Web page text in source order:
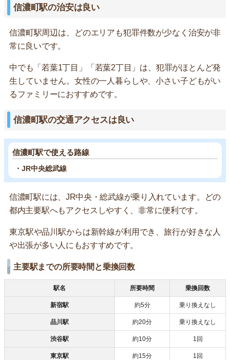
信濃町駅の治安は良い
信濃町駅周辺は、どのエリアも犯罪件数が少なく治安が非
常に良いです。
中でも「若葉1丁目」「若葉2丁目」は、犯罪がほとんど発
生していません。女性の一人暮らしや、小さい子どもがい
るファミリーにおすすめです。
信濃町駅の交通アクセスは良い
信濃町駅で使える路線
・JR中央総武線
信濃町駅には、JR中央・総武線が乗り入れています。どの
都内主要駅へもアクセスしやすく、非常に便利です。
東京駅や品川駅からは新幹線が利用でき、旅行が好きな人
や出張が多い人にもおすすめです。
主要駅までの所要時間と乗換回数
駅名 所要時間 乗換回数
新宿駅 約5分 乗り換えなし
品川駅 約20分 乗り換えなし
渋谷駅 約10分 1回
東京駅 約15分 1回